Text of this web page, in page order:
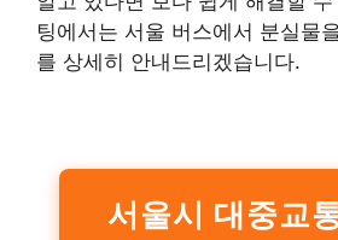
팅에서는 서울 버스에서 분실물
를 상세히 안내드리겠습니다.